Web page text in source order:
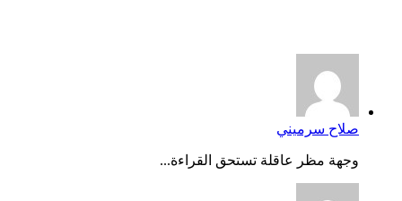
صلاح سرميني
وجهة مظر عاقلة تستحق القراءة...